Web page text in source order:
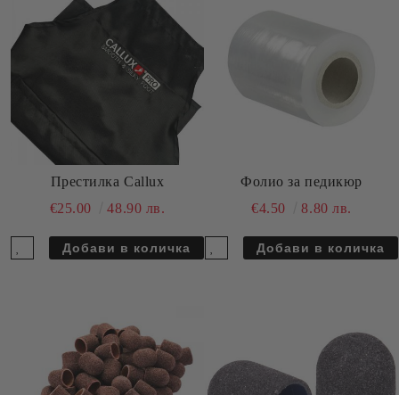
Престилка Callux
€25.00
48.90 лв.
Фолио за педикюр
€4.50
8.80 лв.